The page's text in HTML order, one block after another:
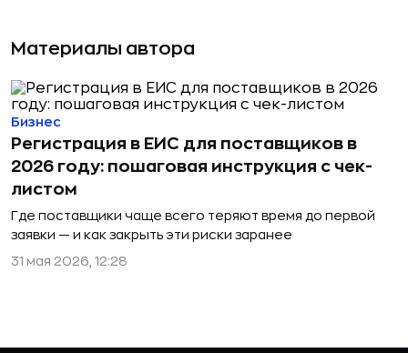
Материалы автора
Регистрация в ЕИС для поставщиков в
2026 году: пошаговая инструкция с чек-
листом
Где поставщики чаще всего теряют время до первой
заявки — и как закрыть эти риски заранее
Бизнес
31 мая 2026, 12:28